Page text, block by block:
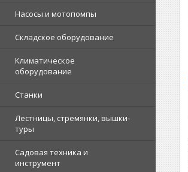
Насосы и мотопомпы
Складское оборудование
Климатическое
оборудование
Станки
Лестницы, стремянки, вышки-
туры
Садовая техника и
инструмент